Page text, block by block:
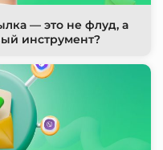
— это не флуд, а
инструмент?